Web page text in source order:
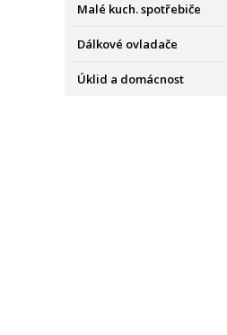
Malé kuch. spotřebiče
Dálkové ovladače
Úklid a domácnost